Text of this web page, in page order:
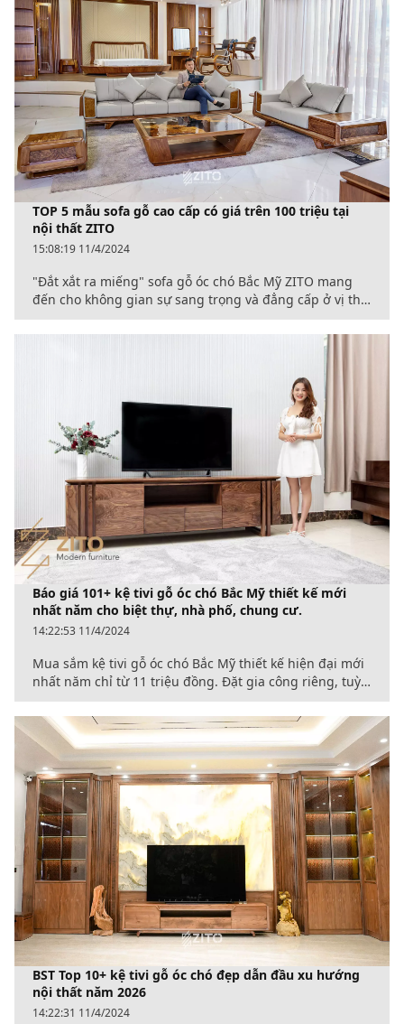
TOP 5 mẫu sofa gỗ cao cấp có giá trên 100 triệu tại
nội thất ZITO
15:08:19 11/4/2024
"Đắt xắt ra miếng" sofa gỗ óc chó Bắc Mỹ ZITO mang
đến cho không gian sự sang trọng và đẳng cấp ở vị thế
khó có sản phẩm nào sánh được. Sofa chữ U, sofa góc L
tại nội thất ZITO hiện đang có mức giá từ 70 triệu đồng,
dành cho mọi không gian biệt thự, nhà phố, chung cư.
Báo giá 101+ kệ tivi gỗ óc chó Bắc Mỹ thiết kế mới
nhất năm cho biệt thự, nhà phố, chung cư.
14:22:53 11/4/2024
Mua sắm kệ tivi gỗ óc chó Bắc Mỹ thiết kế hiện đại mới
nhất năm chỉ từ 11 triệu đồng. Đặt gia công riêng, tuỳ
chỉnh kích thước theo diện tích phòng biệt thự, nhà
phố, chung cư.
BST Top 10+ kệ tivi gỗ óc chó đẹp dẫn đầu xu hướng
nội thất năm 2026
14:22:31 11/4/2024